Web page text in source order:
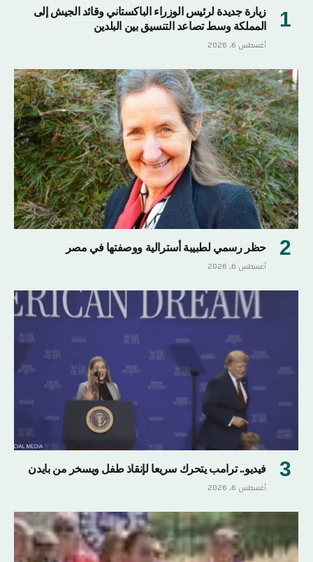
زيارة جديدة لرئيس الوزراء الباكستاني وقائد الجيش إلى
المملكة وسط تصاعد التنسيق بين البلدين
أغسطس 6, 2026
حظر رسمي لطبيبة أسترالية ووصفتها في مصر
أغسطس 6, 2026
فيديو.. ترامب يتحرك سريعا لإنقاذ طفل ويسخر من بايدن
أغسطس 6, 2026